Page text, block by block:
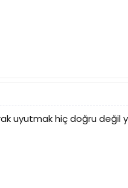
uyutmak hiç doğru değil